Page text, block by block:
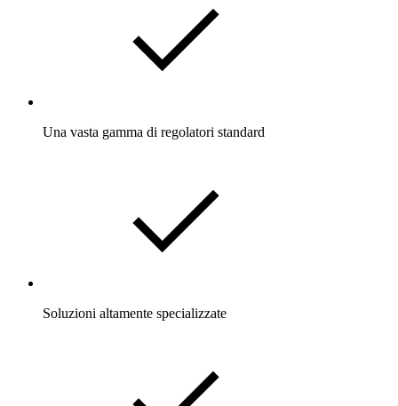
Una vasta gamma di regolatori standard
Soluzioni altamente specializzate